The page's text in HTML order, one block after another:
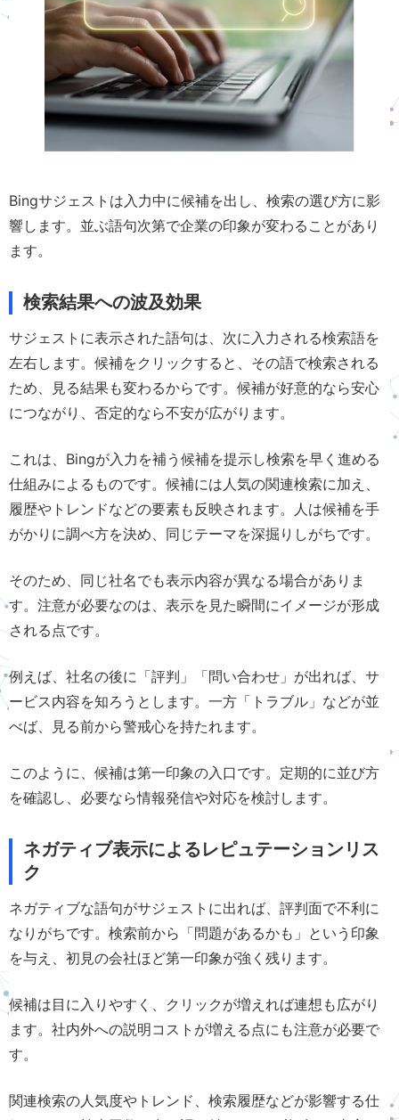
Bingサジェストは入力中に候補を出し、検索の選び方に影
響します。並ぶ語句次第で企業の印象が変わることがあり
ます。
検索結果への波及効果
サジェストに表示された語句は、次に入力される検索語を
左右します。候補をクリックすると、その語で検索される
ため、見る結果も変わるからです。候補が好意的なら安心
につながり、否定的なら不安が広がります。
これは、Bingが入力を補う候補を提示し検索を早く進める
仕組みによるものです。候補には人気の関連検索に加え、
履歴やトレンドなどの要素も反映されます。人は候補を手
がかりに調べ方を決め、同じテーマを深掘りしがちです。
そのため、同じ社名でも表示内容が異なる場合がありま
す。注意が必要なのは、表示を見た瞬間にイメージが形成
される点です。
例えば、社名の後に「評判」「問い合わせ」が出れば、サ
ービス内容を知ろうとします。一方「トラブル」などが並
べば、見る前から警戒心を持たれます。
このように、候補は第一印象の入口です。定期的に並び方
を確認し、必要なら情報発信や対応を検討します。
ネガティブ表示によるレピュテーションリス
ク
ネガティブな語句がサジェストに出れば、評判面で不利に
なりがちです。検索前から「問題があるかも」という印象
を与え、初見の会社ほど第一印象が強く残ります。
候補は目に入りやすく、クリックが増えれば連想も広がり
ます。社内外への説明コストが増える点にも注意が必要で
す。
関連検索の人気度やトレンド、検索履歴などが影響する仕